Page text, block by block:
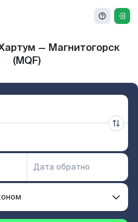
— Магнитогорск
(MQF)